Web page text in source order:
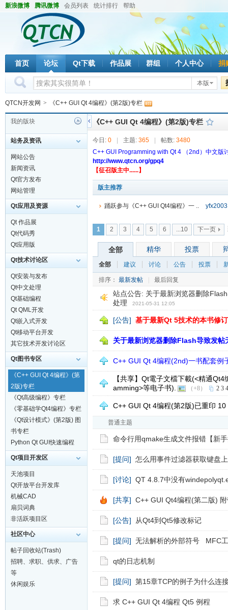
新浪微博 腾讯微博 会员列表 统计排行 帮助
首页 论坛 Qt下载 作品展 群组 个人中心 捐
本版
QTCN开发网 > 《C++ GUI Qt 4编程》(第2版)专栏
我的版块
站务及资讯
网站公告
新闻资讯
Qt官方发布
网站管理
Qt应用及资源
Qt 作品展
Qt代码秀
Qt应用版
Qt技术讨论区
Qt安装与发布
Qt中文处理
Qt基础编程
Qt QML开发
Qt嵌入式开发
Qt移动平台开发
其它技术开发讨论区
Qt图书专区
《C++ GUI Qt 4编程》(第
2版)专栏
《Qt高级编程》专栏
《零基础学Qt4编程》专栏
《Qt设计模式》(第2版) 图
书专栏
Python Qt GUI快速编程
Qt项目开发区
天池项目
Qt开放平台开发库
机械CAD
扇贝词典
非活跃项目区
社区中心
帖子回收站(Trash)
招聘、求职、供求、广告
等
休闲娱乐
《C++ GUI Qt 4编程》(第2版)专栏
今日: 0 主题: 365 帖数: 3480
C++ GUI Programming with Qt 4 （2nd）中文版
http://www.qtcn.org/gpq4
【征召版主中......】
版主推荐
踊跃参与《C++ GUI Qt4编程》一 .. yfx2003
1 2 3 4 5 6 ...10 下一页
全部 精华 投票
全部 建议 讨论 公告 投票
排序： 最新发帖 最后回复
站点公告: 关于最新浏览器删除
处理
2021-05-31 12:05
[公告] 基于最新Qt 5技术的本书修
关于最新浏览器删除Flash导致发帖
C++ GUI Qt 4编程(2nd)一书配套例
【共享】Qt電子文檔下載(<精通
amming>等电子书).
（+8） 2 3 4
C++ GUI Qt 4编程(第2版)已重印 10
普通主题
命令行用qmake生成文件报错【新
[提问] 怎么用事件过滤器获取键盘
[讨论] QT 4.8.7中没有
[共享] C++ GUI Qt4编程(第二版)
[公告] 从Qt4到Qt5修改标记
[提问] 无法解析的外部符号 MFC
qt的日志机制
[提问] 第15章TCP的例子为什么连
求 C++ GUI Qt 4编程 Qt5 例程